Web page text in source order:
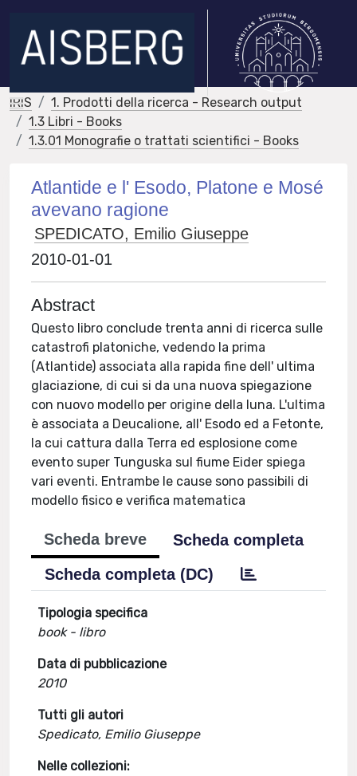
IRIS
1. Prodotti della ricerca - Research output
1.3 Libri - Books
1.3.01 Monografie o trattati scientifici - Books
Atlantide e l' Esodo, Platone e Mosé
avevano ragione
SPEDICATO, Emilio Giuseppe
2010-01-01
Abstract
Questo libro conclude trenta anni di ricerca sulle
catastrofi platoniche, vedendo la prima
(Atlantide) associata alla rapida fine dell' ultima
glaciazione, di cui si da una nuova spiegazione
con nuovo modello per origine della luna. L'ultima
è associata a Deucalione, all' Esodo ed a Fetonte,
la cui cattura dalla Terra ed esplosione come
evento super Tunguska sul fiume Eider spiega
vari eventi. Entrambe le cause sono passibili di
modello fisico e verifica matematica
Scheda breve
Scheda completa
Scheda completa (DC)
Tipologia specifica
book - libro
Data di pubblicazione
2010
Tutti gli autori
Spedicato, Emilio Giuseppe
Nelle collezioni: